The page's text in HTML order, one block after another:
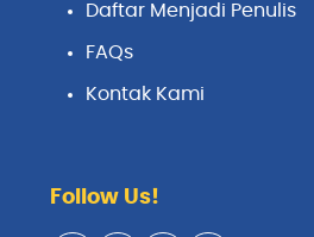
Daftar Menjadi Penulis
FAQs
Kontak Kami
Follow Us!